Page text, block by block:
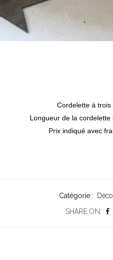
Cordelette à trois
Longueur de la cordelette
Prix indiqué avec
Catégorie :
SHARE ON: